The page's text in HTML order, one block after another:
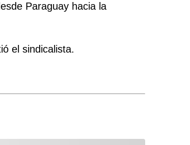
Paraguay hacia la
el sindicalista.